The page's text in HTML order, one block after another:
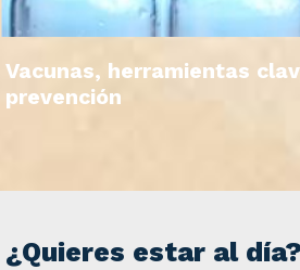
Vacunas, herramientas
prevención
¿Quieres estar al